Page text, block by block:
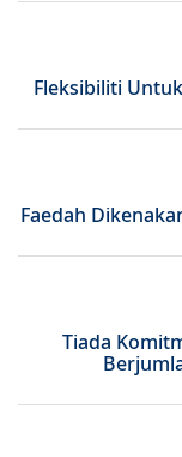
Fleksibiliti
Faedah
Tiada